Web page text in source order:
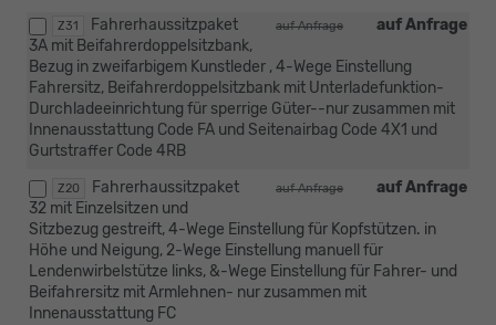
Z31 auf Anfrage
auf Anfrage
Fahrerhaussitzpaket
3A mit Beifahrerdoppelsitzbank,
Bezug in zweifarbigem Kunstleder , 4-Wege Einstellung
Fahrersitz, Beifahrerdoppelsitzbank mit Unterladefunktion-
Durchladeeinrichtung für sperrige Güter--nur zusammen mit
Innenausstattung Code FA und Seitenairbag Code 4X1 und
Gurtstraffer Code 4RB
Z20 auf Anfrage
auf Anfrage
Fahrerhaussitzpaket
32 mit Einzelsitzen und
Sitzbezug gestreift, 4-Wege Einstellung für Kopfstützen. in
Höhe und Neigung, 2-Wege Einstellung manuell für
Lendenwirbelstütze links, &-Wege Einstellung für Fahrer- und
Beifahrersitz mit Armlehnen- nur zusammen mit
Innenausstattung FC